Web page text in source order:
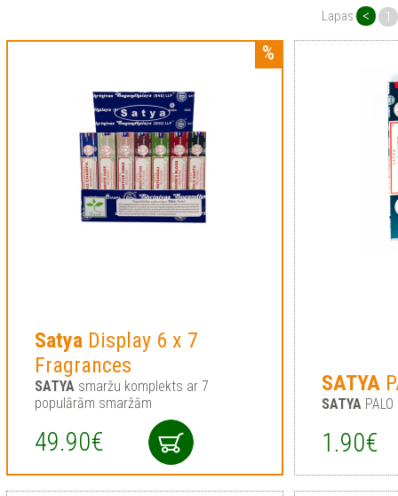
Lapas < 1
SatyaDisplay 6 x 7
Fragrances
SATYAsmaržu komplekts ar 7
populārām smaržām
49.90€
SATYA
SATYA
1.90€